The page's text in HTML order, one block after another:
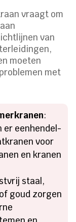
vraagt om
van
moeten
met
:
eenhendel-
voor
en kranen
staal,
goud zorgen